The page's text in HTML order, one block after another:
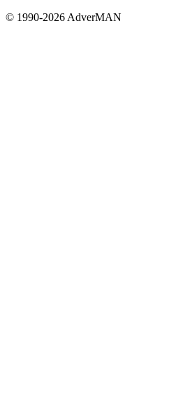
© 1990-2026 AdverMAN